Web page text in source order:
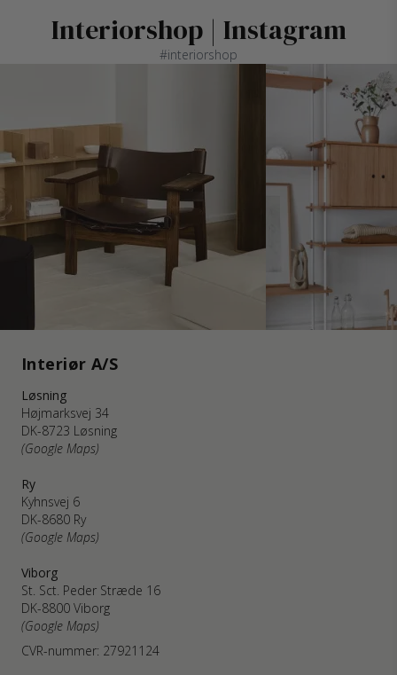
Interiorshop | Instagram
#interiorshop
Interiør A/S
Løsning
Højmarksvej 34
DK-8723 Løsning
(Google Maps)
Ry
Kyhnsvej 6
DK-8680 Ry
(Google Maps)
Viborg
St. Sct. Peder Stræde 16
DK-8800 Viborg
(Google Maps)
CVR-nummer: 27921124